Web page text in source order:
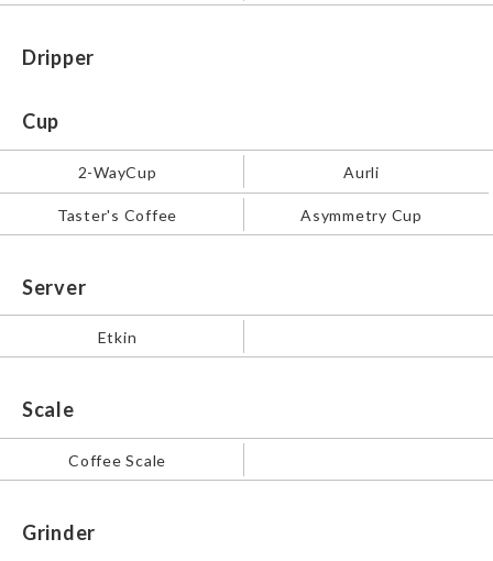
Dripper
Cup
2-WayCup Aurli
Taster's Coffee Asymmetry Cup
Server
Etkin
Scale
Coffee Scale
Grinder